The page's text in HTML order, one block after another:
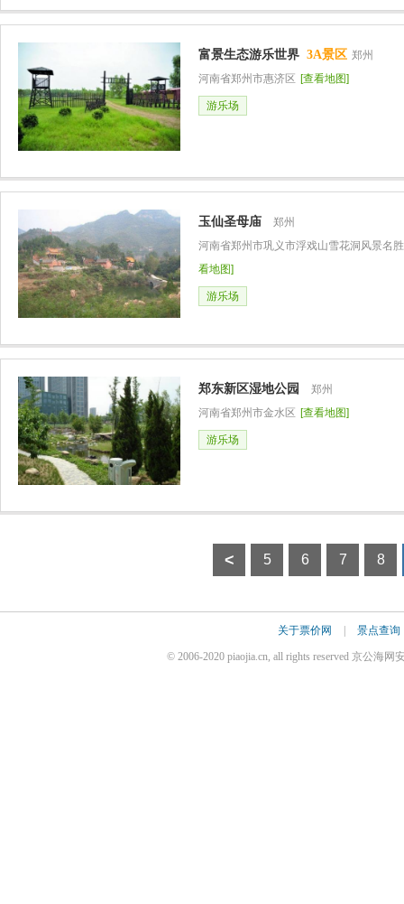
富景生态游乐世界 3A景区 郑州
河南省郑州市惠济区 [查看地图]
游乐场
玉仙圣母庙
郑州
河南省郑州市巩义市浮戏山雪花洞风景名
看地图]
游乐场
郑东新区湿地公园
郑州
河南省郑州市金水区 [查看地图]
游乐场
< 5 6 7 8
关于票价网 景点查询
© 2006-2020 piaojia.cn, all rights reserved 京公海网